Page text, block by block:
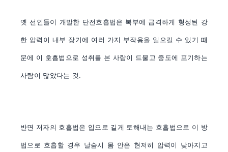
옛 선인들이 개발한 단전호흡법은 복부에 급격하게 형성된 강
한 압력이 내부 장기에 여러 가지 부작용을 일으킬 수 있기 때
문에 이 호흡법으로 성취를 본 사람이 드물고 중도에 포기하는
사람이 많았다는 것 .
반면 저자의 호흡법은 입으로 길게 토해내는 호흡법으로 이 방
법으로 호흡할 경우 날숨시 몸 안은 현저히 압력이 낮아지고